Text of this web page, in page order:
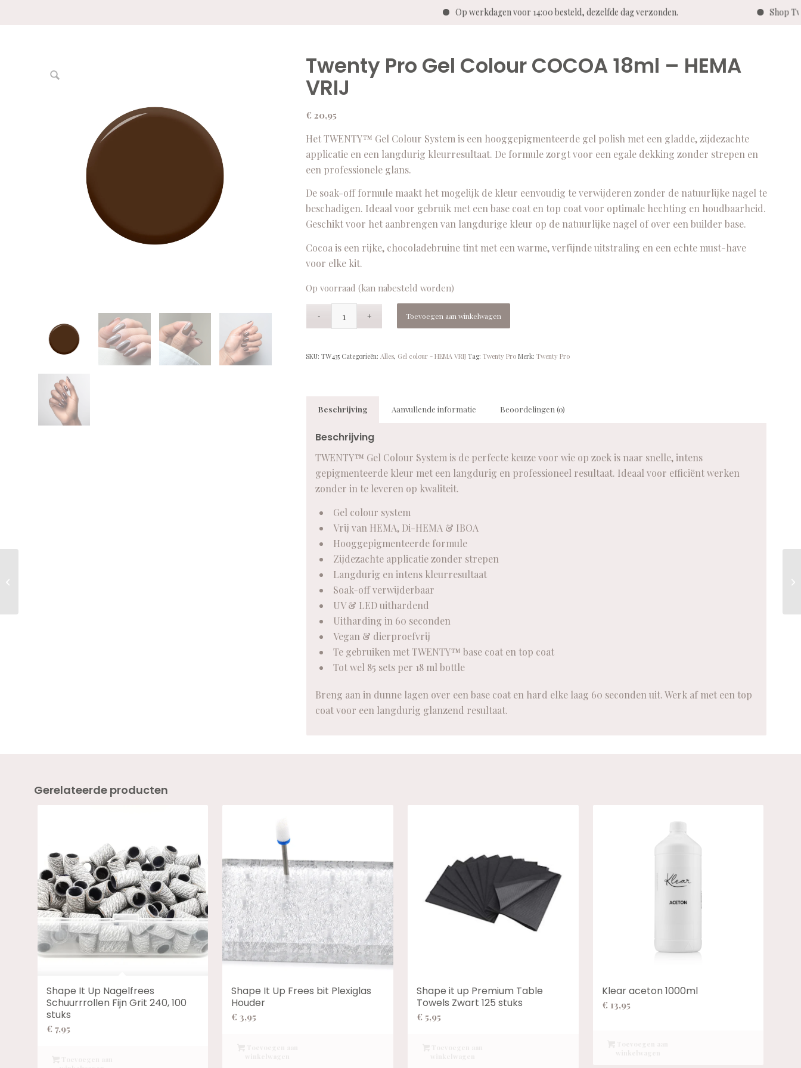
Op werkdagen voor 14:00 besteld, dezelfde dag verzonden. Shop
Twenty Pro Gel Colour COCOA 18ml – HEMA
VRIJ
€ 20,95
Het TWENTY™ Gel Colour System is een hooggepigmenteerde gel polish met een gladde, zijdezachte
applicatie en een langdurig kleurresultaat. De formule zorgt voor een egale dekking zonder strepen en
een professionele glans.
De soak-off formule maakt het mogelijk de kleur eenvoudig te verwijderen zonder de natuurlijke nagel te
beschadigen. Ideaal voor gebruik met een base coat en top coat voor optimale hechting en houdbaarheid.
Geschikt voor het aanbrengen van langdurige kleur op de natuurlijke nagel of over een builder base.
Cocoa is een rijke, chocoladebruine tint met een warme, verfijnde uitstraling en een echte must-have
voor elke kit.
Op voorraad (kan nabesteld worden)
Toevoegen aan winkelwagen
SKU: TW435 Categorieën: Alles, Gel colour - HEMA VRIJ Tag: Twenty Pro Merk: Twenty Pro
Beschrijving Aanvullende informatie Beoordelingen (0)
Beschrijving
TWENTY™ Gel Colour System is de perfecte keuze voor wie op zoek is naar snelle, intens
gepigmenteerde kleur met een langdurig en professioneel resultaat. Ideaal voor efficiënt werken
zonder in te leveren op kwaliteit.
Gel colour system
Vrij van HEMA, Di-HEMA & IBOA
Hooggepigmenteerde formule
Zijdezachte applicatie zonder strepen
Langdurig en intens kleurresultaat
Soak-off verwijderbaar
UV & LED uithardend
Uitharding in 60 seconden
Vegan & dierproefvrij
Te gebruiken met TWENTY™ base coat en top coat
Tot wel 85 sets per 18 ml bottle
Breng aan in dunne lagen over een base coat en hard elke laag 60 seconden uit. Werk af met een top
coat voor een langdurig glanzend resultaat.
Gerelateerde producten
Shape It Up Nagelfrees
Schuurrrollen Fijn Grit 240, 100
stuks
€ 7,95
Shape It Up Frees bit Plexiglas
Houder
€ 3,95
Shape it up Premium Table
Towels Zwart 125 stuks
€ 5,95
Klear aceton 1000ml
€ 13,95